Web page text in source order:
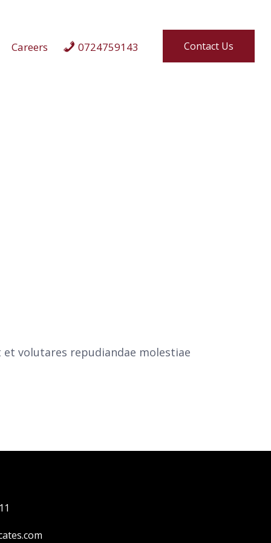
Careers 0724759143 Contact Us
volutares repudiandae molestiae